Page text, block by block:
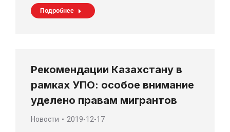
Подробнее
Рекомендации Казахстану в
рамках УПО: особое внимание
уделено правам мигрантов
Новости 2019-12-17